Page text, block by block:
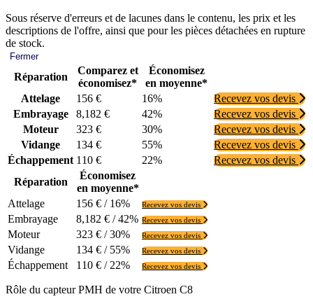
Sous réserve d'erreurs et de lacunes dans le contenu, les prix et les
descriptions de l'offre, ainsi que pour les pièces détachées en rupture
de stock.
Fermer
Réparation
Comparez et
économisez*
Économisez
en moyenne*
Attelage
156 € 16%
Recevez vos devis
Embrayage
8,182 € 42%
Recevez vos devis
Moteur
323 € 30%
Recevez vos devis
Vidange
134 € 55%
Recevez vos devis
Échappement 110 € 22%
Recevez vos devis
Réparation
Économisez
en moyenne*
Attelage
156 € / 16% Recevez vos devis
Embrayage 8,182 € / 42% Recevez vos devis
Moteur 323 € / 30% Recevez vos devis
Vidange 134 € / 55% Recevez vos devis
Échappement 110 € / 22% Recevez vos devis
Rôle du capteur PMH de votre Citroen C8